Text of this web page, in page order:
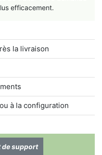
efficacement.
la livraison
à la configuration
de support